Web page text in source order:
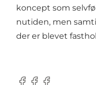
koncept som
nutiden, men
der er blevet